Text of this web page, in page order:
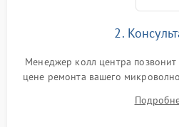
2.
Менеджер колл центра
цене ремонта вашего